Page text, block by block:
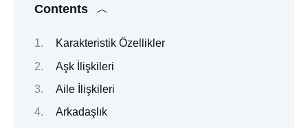
Contents
Karakteristik Özellikler
Aşk İlişkileri
Aile İlişkileri
Arkadaşlık